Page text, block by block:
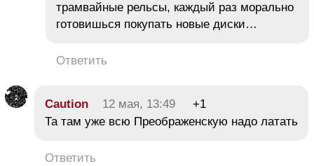
трамвайные рельсы, каждый раз морально
готовишься покупать новые диски…
Ответить
Caution 12 мая, 13:49
+1
Та там уже всю Преображенскую надо латать
Ответить